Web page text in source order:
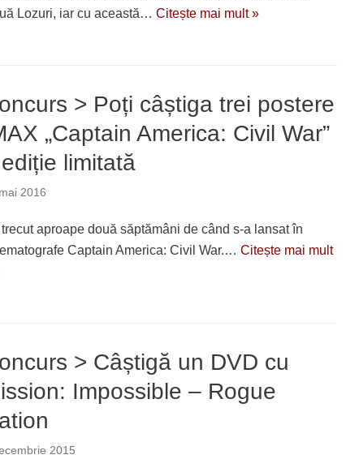
Lozuri, iar cu această… Citește mai mult »
> Poți câștiga trei postere
„Captain America: Civil War”
limitată
2016
aproape două săptămâni de când s-a lansat în
Captain America: Civil War.… Citește mai mult
> Câștigă un DVD cu
Impossible – Rogue
2015